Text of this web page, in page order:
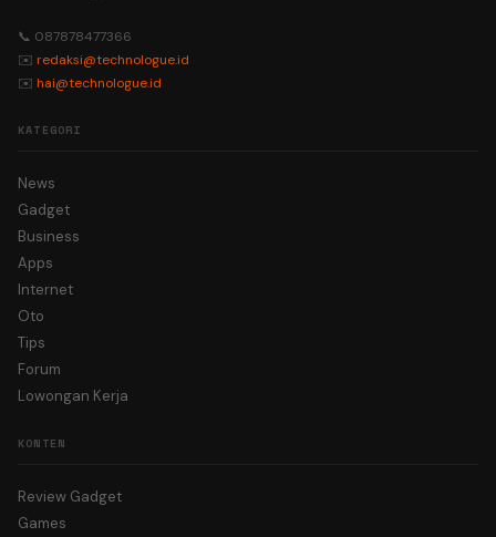
📞 087878477366
✉️ redaksi@technologue.id
✉️ hai@technologue.id
KATEGORI
News
Gadget
Business
Apps
Internet
Oto
Tips
Forum
Lowongan Kerja
KONTEN
Review Gadget
Games